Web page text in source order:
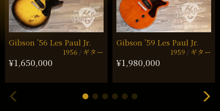
Gibson ’56 Les Paul Jr.
1956 ギター
¥1,650,000
Gibson ’59 Les Paul Jr.
1959 ギター
¥1,980,000